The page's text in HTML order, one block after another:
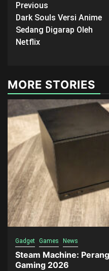
Post
navigation
Previous
Dark Souls Versi Anime
Sedang Digarap Oleh
Netflix
MORE STORIES
Gadget Games News
Steam Machine:
Gaming 2026